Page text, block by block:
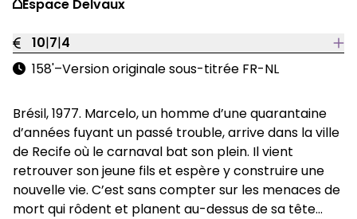
Espace Delvaux
10|7|4
158'–Version originale sous-titrée FR-NL
Brésil, 1977. Marcelo, un homme d’une quarantaine
d’années fuyant un passé trouble, arrive dans la ville
de Recife où le carnaval bat son plein. Il vient
retrouver son jeune fils et espère y construire une
nouvelle vie. C’est sans compter sur les menaces de
mort qui rôdent et planent au-dessus de sa tête…